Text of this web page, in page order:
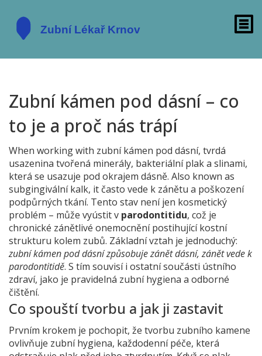
Zubní kámen pod dásní – co
to je a proč nás trápí
When working with zubní kámen pod dásní, tvrdá
usazenina tvořená minerály, bakteriální plak a slinami,
která se usazuje pod okrajem dásně. Also known as
subgingivální kalk, it často vede k zánětu a poškození
podpůrných tkání. Tento stav není jen kosmetický
problém – může vyústit v parodontitidu, což je
chronické zánětlivé onemocnění postihující kostní
strukturu kolem zubů. Základní vztah je jednoduchý:
zubní kámen pod dásní způsobuje zánět dásní, zánět vede k
parodontitidě. S tím souvisí i ostatní součásti ústního
zdraví, jako je pravidelná zubní hygiena a odborné
čištění.
Co spouští tvorbu a jak ji zastavit
Prvním krokem je pochopit, že tvorbu zubního kamene
ovlivňuje zubní hygiena, každodenní péče, která